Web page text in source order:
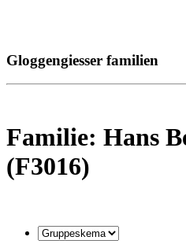
Gloggengiesser familien
Familie: Hans
(F3016)